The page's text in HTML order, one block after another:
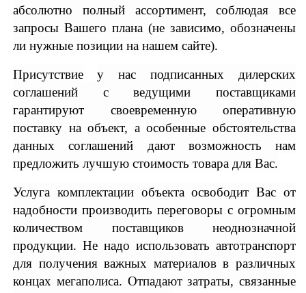
абсолютно полный ассортимент, соблюдая все
запросы Вашего плана (не зависимо, обозначены
ли нужные позиции на нашем сайте).
Присутствие
у нас подписанных дилерских
соглашений с ведущими поставщиками
гарантируют своевременную оперативную
поставку на объект, а особенные обстоятельства
данных соглашений дают возможность нам
предложить лучшую стоимость товара для Вас.
Услуга комплектации объекта освободит Вас от
надобности производить переговоры с огромным
количеством поставщиков неоднозначной
продукции. Не надо использовать автотранспорт
для получения важных материалов в различных
концах мегаполиса. Отпадают затраты, связанные